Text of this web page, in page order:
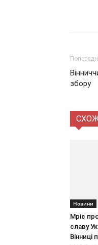
збору
Новини
Мріє
славу
Вінниці